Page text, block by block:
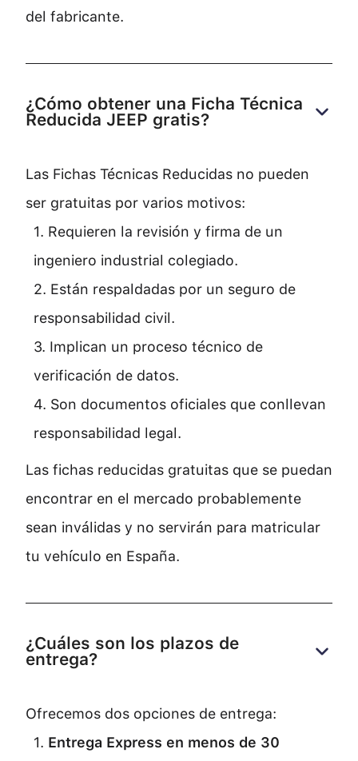
del fabricante.
¿Cómo obtener una Ficha Técnica
Reducida JEEP gratis?
Las Fichas Técnicas Reducidas no pueden
ser gratuitas por varios motivos:
1. Requieren la revisión y firma de un
ingeniero industrial colegiado.
2. Están respaldadas por un seguro de
responsabilidad civil.
3. Implican un proceso técnico de
verificación de datos.
4. Son documentos oficiales que conllevan
responsabilidad legal.
Las fichas reducidas gratuitas que se puedan
encontrar en el mercado probablemente
sean inválidas y no servirán para matricular
tu vehículo en España.
¿Cuáles son los plazos de
entrega?
Ofrecemos dos opciones de entrega:
1. Entrega Express en menos de 30